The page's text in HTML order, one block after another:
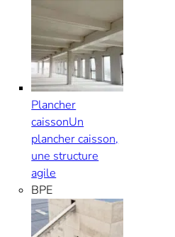
Plancher
caissonUn
plancher caisson,
une structure
agile
BPE